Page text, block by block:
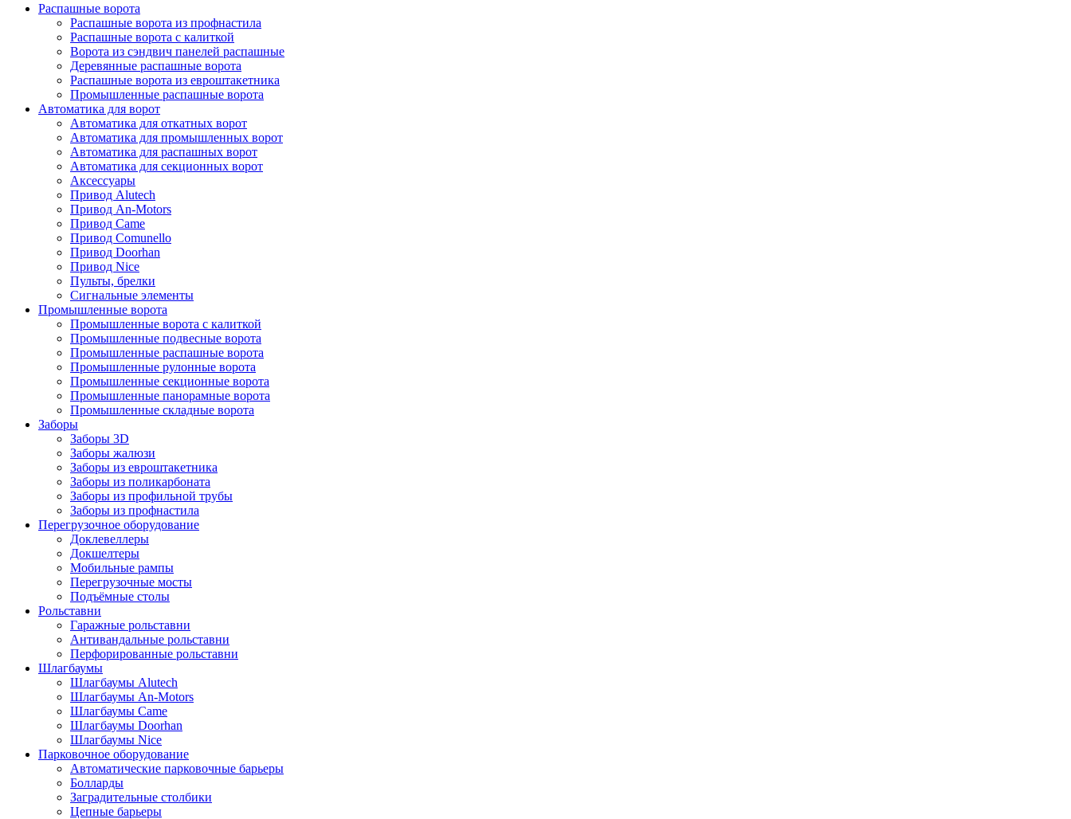
Распашные ворота
Распашные ворота из профнастила
Распашные ворота с калиткой
Ворота из сэндвич панелей распашные
Деревянные распашные ворота
Распашные ворота из евроштакетника
Промышленные распашные ворота
Автоматика для ворот
Автоматика для откатных ворот
Автоматика для промышленных ворот
Автоматика для распашных ворот
Автоматика для секционных ворот
Аксессуары
Привод Alutech
Привод An-Motors
Привод Came
Привод Comunello
Привод Doorhan
Привод Nice
Пульты, брелки
Сигнальные элементы
Промышленные ворота
Промышленные ворота с калиткой
Промышленные подвесные ворота
Промышленные распашные ворота
Промышленные рулонные ворота
Промышленные секционные ворота
Промышленные панорамные ворота
Промышленные складные ворота
Заборы
Заборы 3D
Заборы жалюзи
Заборы из евроштакетника
Заборы из поликарбоната
Заборы из профильной трубы
Заборы из профнастила
Перегрузочное оборудование
Доклевеллеры
Докшелтеры
Мобильные рампы
Перегрузочные мосты
Подъёмные столы
Рольставни
Гаражные рольставни
Антивандальные рольставни
Перфорированные рольставни
Шлагбаумы
Шлагбаумы Alutech
Шлагбаумы An-Motors
Шлагбаумы Came
Шлагбаумы Doorhan
Шлагбаумы Nice
Парковочное оборудование
Автоматические парковочные барьеры
Болларды
Заградительные столбики
Цепные барьеры